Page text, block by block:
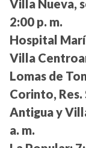
Villa Nueva,
2:00 p. m.
Hospital
Villa
Lomas de
Corinto,
Antigua y
a. m.